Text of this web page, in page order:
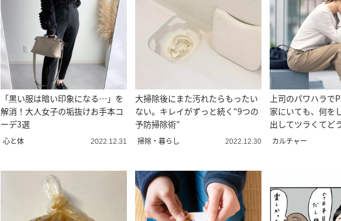
「黒い服は暗い印象になる…」を
解消！大人女子の垢抜けお手本コ
ーデ3選
心と体 2022.12.31
大掃除後にまた汚れたらもったい
ない。キレイがずっと続く“9つの
予防掃除術”
掃除・暮らし 2022.12.30
上司のパワハラで
家にいても、何を
出してツラくてど
46歳女性のお悩み＞
カルチャー